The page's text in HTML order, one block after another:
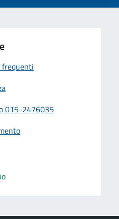
frequenti
015-2476035